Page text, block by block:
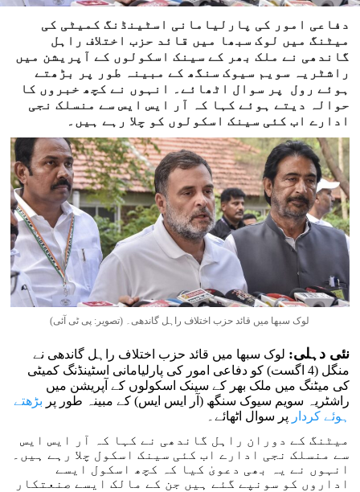
دفاعی امور کی پارلیامانی اسٹینڈنگ کمیٹی کی
میٹنگ میں لوک سبھا میں قائد حزب اختلاف راہل
گاندھی نے ملک بھر کے سینک اسکولوں کے آپریشن میں
راشٹریہ سویم سیوک سنگھ کے مبینہ طور پر بڑھتے
ہوئے رول پر سوال اٹھائے۔ انہوں نے کچھ خبروں کا
حوالہ دیتے ہوئے کہا کہ آر ایس ایس سے منسلک نجی
ادارے اب کئی سینک اسکولوں کو چلا رہے ہیں۔
لوک سبھا میں قائد حزب اختلاف راہل گاندھی۔ (تصویر: پی ٹی آئی)
نئی دہلی: لوک سبھا میں قائد حزب اختلاف راہل گاندھی نے
منگل (4 اگست) کو دفاعی امور کی پارلیامانی اسٹینڈنگ کمیٹی
کی میٹنگ میں ملک بھر کے سینک اسکولوں کے آپریشن میں
راشٹریہ سویم سیوک سنگھ (آر ایس ایس) کے مبینہ طور پر بڑھتے
ہوئے کردار پر سوال اٹھائے۔
میٹنگ کے دوران راہل گاندھی نے کہا کہ آر ایس ایس
سے منسلک نجی ادارے اب کئی سینک اسکول چلا رہے ہیں۔
انہوں نے یہ بھی دعویٰ کیا کہ کچھ اسکول ایسے
اداروں کو سونپے گئے ہیں جن کے مالک ایسے صنعتکار